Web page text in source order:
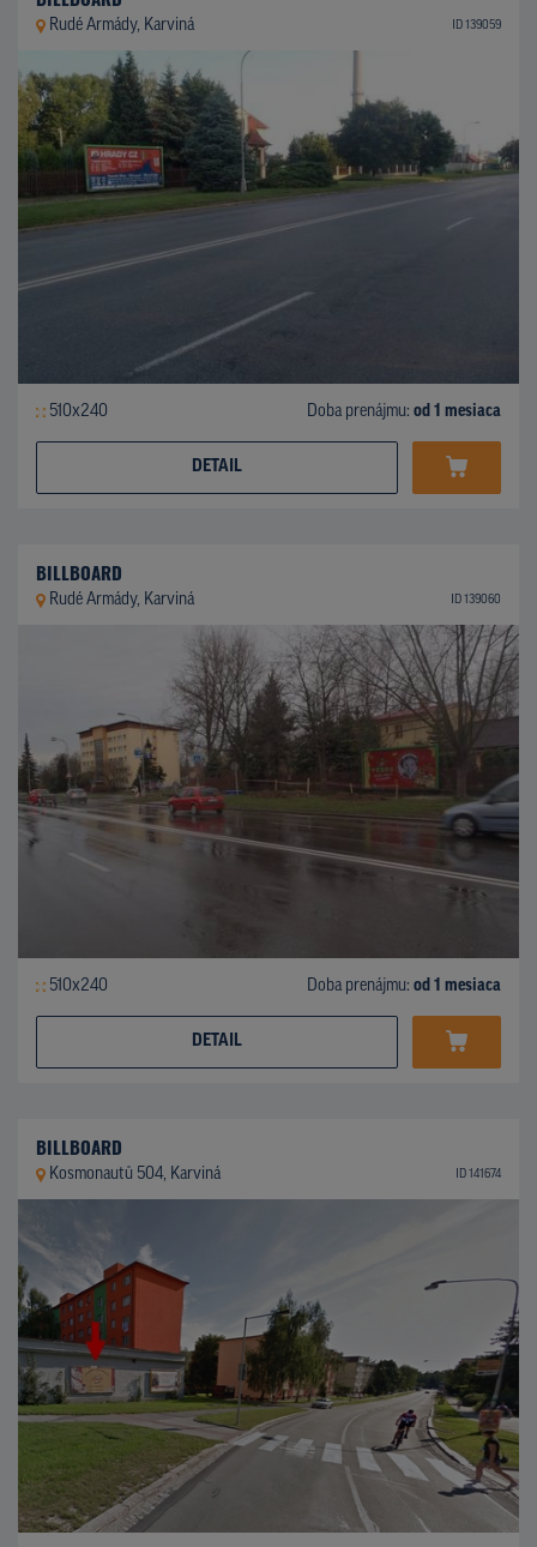
Rudé Armády, Karviná ID 139059
510x240 Doba prenájmu: od 1 mesiaca
DETAIL
BILLBOARD
Rudé Armády, Karviná ID 139060
510x240 Doba prenájmu: od 1 mesiaca
DETAIL
BILLBOARD
Kosmonautů 504, Karviná ID 141674